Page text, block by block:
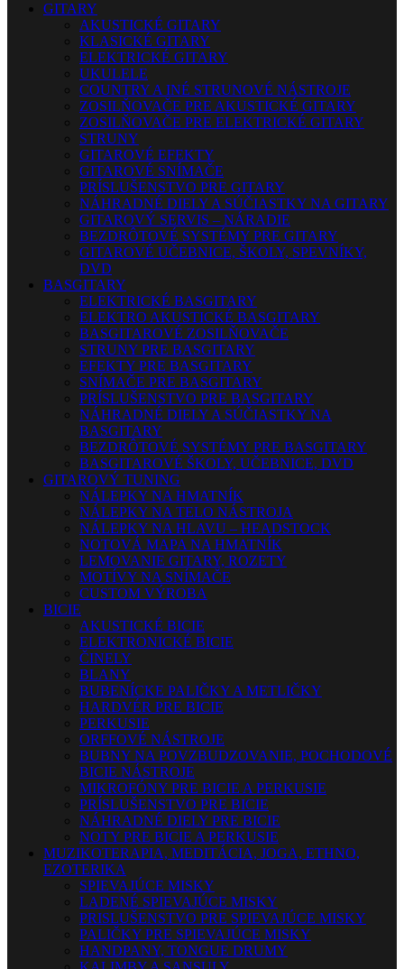
GITARY
AKUSTICKÉ GITARY
KLASICKÉ GITARY
ELEKTRICKÉ GITARY
UKULELE
COUNTRY A INÉ STRUNOVÉ NÁSTROJE
ZOSILŇOVAČE PRE AKUSTICKÉ GITARY
ZOSILŇOVAČE PRE ELEKTRICKÉ GITARY
STRUNY
GITAROVÉ EFEKTY
GITAROVÉ SNÍMAČE
PRÍSLUŠENSTVO PRE GITARY
NÁHRADNÉ DIELY A SÚČIASTKY NA GITARY
GITAROVÝ SERVIS – NÁRADIE
BEZDRÔTOVÉ SYSTÉMY PRE GITARY
GITAROVÉ UČEBNICE, ŠKOLY, SPEVNÍKY,
DVD
BASGITARY
ELEKTRICKÉ BASGITARY
ELEKTRO AKUSTICKÉ BASGITARY
BASGITAROVÉ ZOSILŇOVAČE
STRUNY PRE BASGITARY
EFEKTY PRE BASGITARY
SNÍMAČE PRE BASGITARY
PRÍSLUŠENSTVO PRE BASGITARY
NÁHRADNÉ DIELY A SÚČIASTKY NA
BASGITARY
BEZDRÔTOVÉ SYSTÉMY PRE BASGITARY
BASGITAROVÉ ŠKOLY, UČEBNICE, DVD
GITAROVÝ TUNING
NÁLEPKY NA HMATNÍK
NÁLEPKY NA TELO NÁSTROJA
NÁLEPKY NA HLAVU – HEADSTOCK
NOTOVÁ MAPA NA HMATNÍK
LEMOVANIE GITARY, ROZETY
MOTÍVY NA SNÍMAČE
CUSTOM VÝROBA
BICIE
AKUSTICKÉ BICIE
ELEKTRONICKÉ BICIE
ČINELY
BLANY
BUBENÍCKE PALIČKY A METLIČKY
HARDVÉR PRE BICIE
PERKUSIE
ORFFOVÉ NÁSTROJE
BUBNY NA POVZBUDZOVANIE, POCHODOVÉ
BICIE NÁSTROJE
MIKROFÓNY PRE BICIE A PERKUSIE
PRÍSLUŠENSTVO PRE BICIE
NÁHRADNÉ DIELY PRE BICIE
NOTY PRE BICIE A PERKUSIE
MUZIKOTERAPIA, MEDITÁCIA, JOGA, ETHNO,
EZOTERIKA
SPIEVAJÚCE MISKY
LADENÉ SPIEVAJÚCE MISKY
PRISLUŠENSTVO PRE SPIEVAJÚCE MISKY
PALIČKY PRE SPIEVAJÚCE MISKY
HANDPANY, TONGUE DRUMY